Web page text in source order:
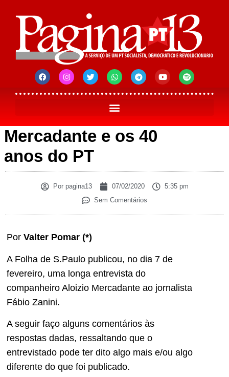
Mercadante e os 40
anos do PT
Porpagina13 07/02/2020
5:35 pm
Sem Comentários
Por Valter Pomar (*)
A Folha de S.Paulo publicou, no dia 7 de
fevereiro, uma longa entrevista do
companheiro Aloizio Mercadante ao jornalista
Fábio Zanini.
A seguir faço alguns comentários às
respostas dadas, ressaltando que o
entrevistado pode ter dito algo mais e/ou algo
diferente do que foi publicado.